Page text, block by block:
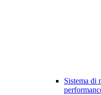
Sistema di